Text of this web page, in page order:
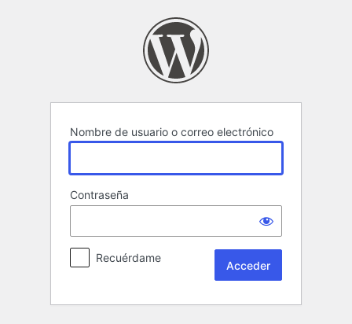
Nombre de usuario o correo electrónico
Contraseña
Recuérdame